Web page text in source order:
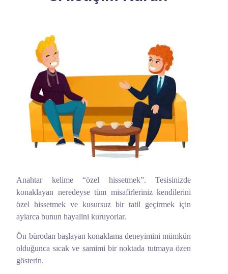
Anahtar kelime “özel hissetmek”. Tesisinizde
konaklayan neredeyse tüm misafirleriniz kendilerini
özel hissetmek ve kusursuz bir tatil geçirmek için
aylarca bunun hayalini kuruyorlar.
Ön bürodan başlayan konaklama deneyimini mümkün
olduğunca sıcak ve samimi bir noktada tutmaya özen
gösterin.